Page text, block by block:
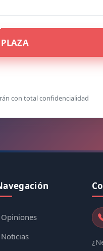
con total confidencialidad
Opiniones
Noticias